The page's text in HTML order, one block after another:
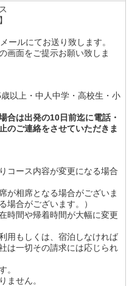
ールにてお送り致します。
画面をご提示お願い致しま
以上・中人中学・高校生・小
合は出発の10日前迄に電話・
のご連絡をさせていただきま
コース内容が変更になる場合
が相席となる場合がございま
場合がございます。）
時間や帰着時間が大幅に変更
用もしくは、宿泊しなければ
は一切その請求には応じられ
。
ません。